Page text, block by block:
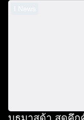
I News